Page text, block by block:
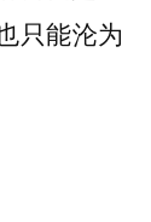
只能沦为